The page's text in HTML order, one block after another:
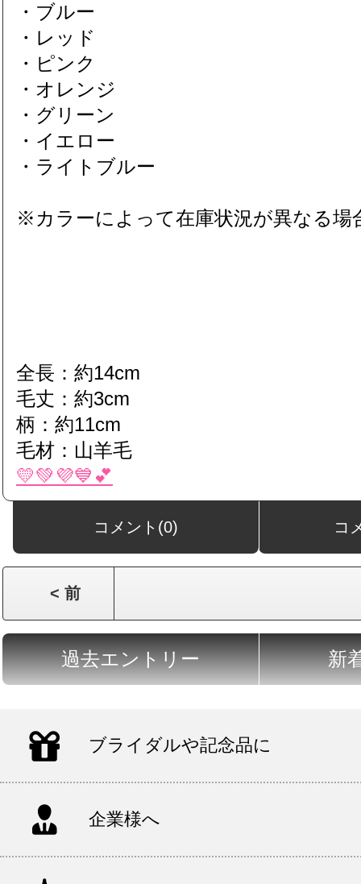
・ブルー
・レッド
・ピンク
・オレンジ
・グリーン
・イエロー
・ライトブルー
※カラーによって在庫状況が異なる場
全長：約14cm
毛丈：約3cm
柄：約11cm
毛材：山羊毛
💛💚💜💙💕
コメント(0) コ
< 前
過去エントリー 新
ブライダルや記念品に
企業様へ